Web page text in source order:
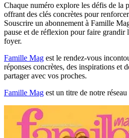
Chaque numéro explore les défis de la
offrant des clés concrètes pour
Souscrire un abonnement à Famille
pause et de réflexion pour faire grandir
foyer.
Famille Mag est le rendez-vous
réponses concrètes, des inspirations et
partager avec vos proches.
Famille Mag est un titre de notre réseau